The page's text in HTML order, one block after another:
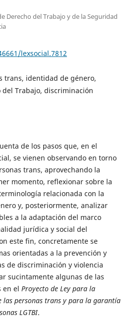
Derecho del Trabajo y de la Seguridad
lexsocial.7812
trans, identidad de género,
Trabajo, discriminación
de los pasos que, en el
se vienen observando en torno
trans, aprovechando la
momento, reflexionar sobre la
relacionada con la
y, posteriormente, analizar
a la adaptación del marco
jurídica y social del
este fin, concretamente se
orientadas a la prevención y
de discriminación y violencia
sucintamente algunas de las
en el Proyecto de Ley para la
las personas trans y para la garantía
LGTBI.